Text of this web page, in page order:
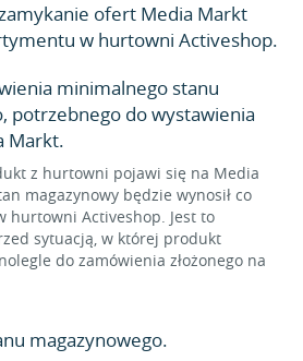
ofert Media Markt
w hurtowni Activeshop.
minimalnego stanu
potrzebnego do wystawienia
Markt.
z hurtowni pojawi się na Media
magazynowy będzie wynosił co
hurtowni Activeshop. Jest to
sytuacją, w której produkt
do zamówienia złożonego na
magazynowego.